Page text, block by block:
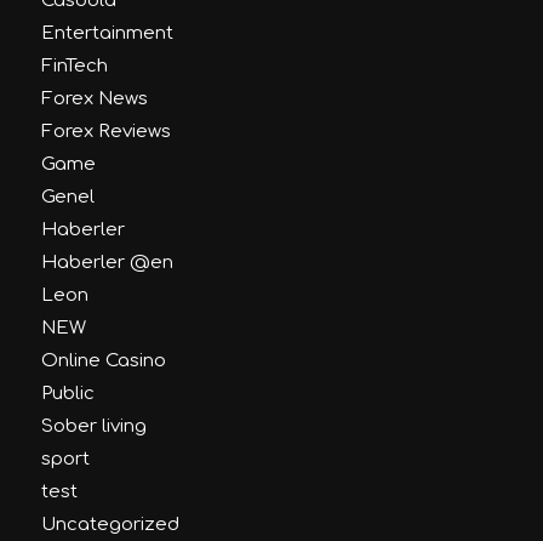
Entertainment
FinTech
Forex News
Forex Reviews
Game
Genel
Haberler
Haberler @en
Leon
NEW
Online Casino
Public
Sober living
sport
test
Uncategorized